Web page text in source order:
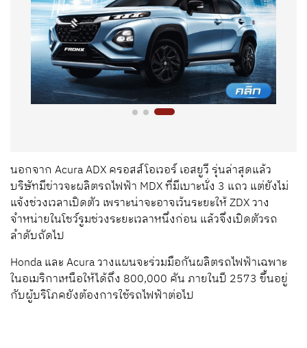
นอกจาก Acura ADX ครอสส์โอเวอร์ เอสยูวี รุ่นล่าสุดแล้ว
บริษัทมีข่าวจะผลิตรถไฟฟ้า MDX ที่มีเบาะนั่ง 3 แถว แต่ยังไม่
แจ้งช่วงเวลาเปิดตัว เพราะน่าจะอาจเว้นระยะให้ ZDX วาง
จำหน่ายในโชว์รูมช่วงระยะเวลาหนึ่งก่อน แล้วจึงเปิดตัวรถ
ลำดับถัดไป
HondaและAcuraวางแผนจะร่วมมือกันผลิตรถไฟฟ้าเฉพาะ
ในอเมริกาเหนือให้ได้ถึง 800,000 คัน ภายในปี 2573 ขึ้นอยู่
กับผู้บริโภคยังต้องการใช้รถไฟฟ้าต่อไป